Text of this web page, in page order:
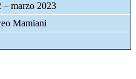
– marzo 2023
Mamiani